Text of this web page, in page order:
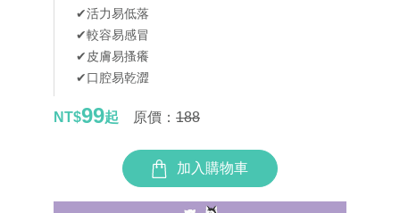
✔活力易低落
✔較容易感冒
✔皮膚易搔癢
✔口腔易乾澀
NT$99起 原價： 188
加入購物車